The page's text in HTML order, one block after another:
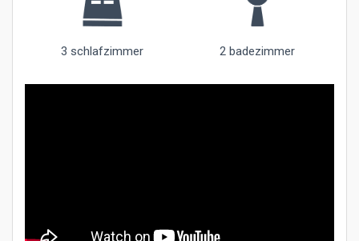
3 schlafzimmer 2 badezimmer